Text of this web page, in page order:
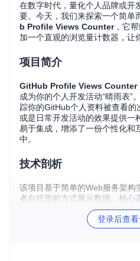
在数字时代，量化个人品牌或开
要。今天，我们来探索一个简
b Profile Views Counter，它
加一个直观的浏览量计数器，让
项目简介
GitHub Profile Views Counter
成为你的个人开发活动“晴雨表”
踪你的GitHub个人资料被查看
或是日常开发活动的效果提供一
易于集成，增添了一份个性化和
中。
技术剖析
该项目基于简单的Web服务架构
者自托管的方式展示数据。核心
用户的浏览计数，尽管受到
唯一访客，但这种简洁的设计保
用户通过Markdown语法将计数
登录后查